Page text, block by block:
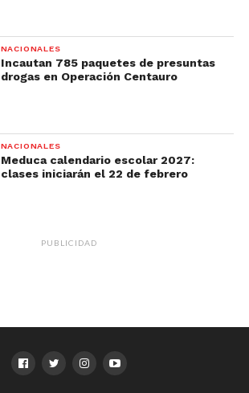
NACIONALES
Incautan 785 paquetes de presuntas
drogas en Operación Centauro
NACIONALES
Meduca calendario escolar 2027:
clases iniciarán el 22 de febrero
PUBLICIDAD